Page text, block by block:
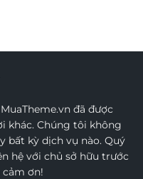
đã được
khác. Chúng tôi không
bất kỳ dịch vụ nào. Quý
hệ với chủ sở hữu trước
cảm ơn!